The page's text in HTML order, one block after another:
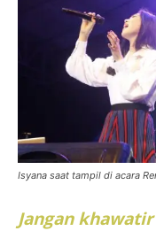
Isyana saat tampil di acara
Jangan